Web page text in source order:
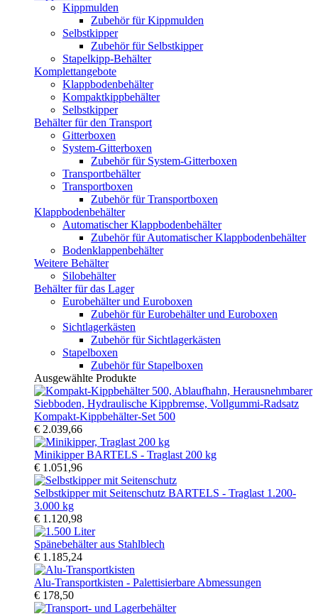
Kippmulden
Zubehör für Kippmulden
Selbstkipper
Zubehör für Selbstkipper
Stapelkipp-Behälter
Komplettangebote
Klappbodenbehälter
Kompaktkippbehälter
Selbstkipper
Behälter für den Transport
Gitterboxen
System-Gitterboxen
Zubehör für System-Gitterboxen
Transportbehälter
Transportboxen
Zubehör für Transportboxen
Klappbodenbehälter
Automatischer Klappbodenbehälter
Zubehör für Automatischer Klappbodenbehälter
Bodenklappenbehälter
Weitere Behälter
Silobehälter
Behälter für das Lager
Eurobehälter und Euroboxen
Zubehör für Eurobehälter und Euroboxen
Sichtlagerkästen
Zubehör für Sichtlagerkästen
Stapelboxen
Zubehör für Stapelboxen
Ausgewählte Produkte
Kompakt-Kippbehälter-Set 500
€ 2.039,66
Minikipper BARTELS - Traglast 200 kg
€ 1.051,96
Selbstkipper mit Seitenschutz BARTELS - Traglast 1.200-
3.000 kg
€ 1.120,98
Spänebehälter aus Stahlblech
€ 1.185,24
Alu-Transportkisten - Palettisierbare Abmessungen
€ 178,50